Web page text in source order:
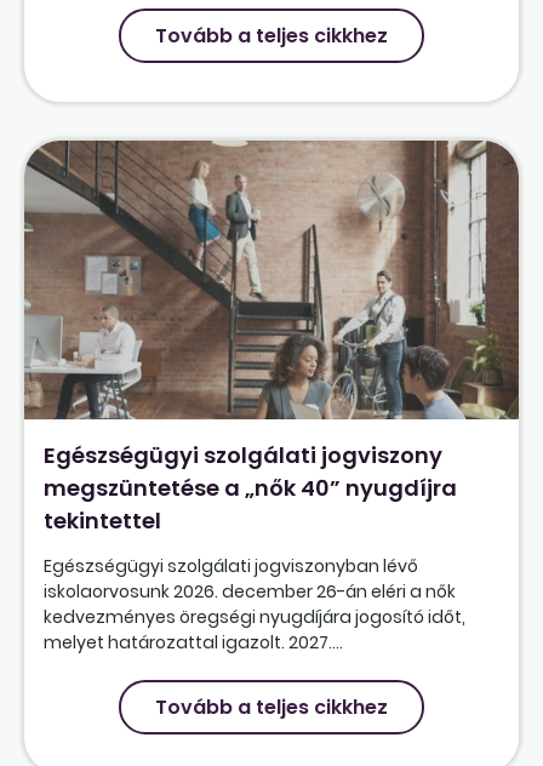
Tovább a teljes cikkhez
Egészségügyi szolgálati jogviszony
megszüntetése a „nők 40” nyugdíjra
tekintettel
Egészségügyi szolgálati jogviszonyban lévő
iskolaorvosunk 2026. december 26-án eléri a nők
kedvezményes öregségi nyugdíjára jogosító időt,
melyet határozattal igazolt. 2027....
Tovább a teljes cikkhez